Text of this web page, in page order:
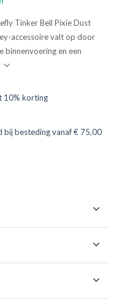
Tinker Bell Pixie Dust
accessoire valt op door
binnenvoering en een
10% korting
bij besteding vanaf € 75,00